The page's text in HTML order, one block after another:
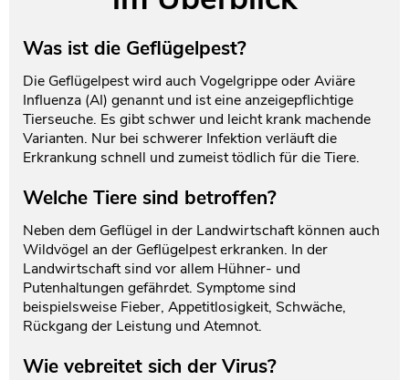
Was ist die Geflügelpest?
Die Geflügelpest wird auch Vogelgrippe oder Aviäre
Influenza (AI) genannt und ist eine anzeigepflichtige
Tierseuche. Es gibt schwer und leicht krank machende
Varianten. Nur bei schwerer Infektion verläuft die
Erkrankung schnell und zumeist tödlich für die Tiere.
Welche Tiere sind betroffen?
Neben dem Geflügel in der Landwirtschaft können auch
Wildvögel an der Geflügelpest erkranken. In der
Landwirtschaft sind vor allem Hühner- und
Putenhaltungen gefährdet. Symptome sind
beispielsweise Fieber, Appetitlosigkeit, Schwäche,
Rückgang der Leistung und Atemnot.
Wie vebreitet sich der Virus?